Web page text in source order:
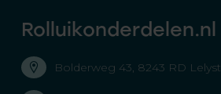
Rolluikonderdelen.nl
Bolderweg 43, 8243 RD